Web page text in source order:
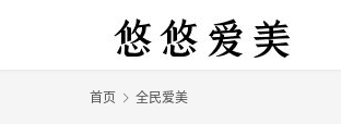
首页 全民爱美